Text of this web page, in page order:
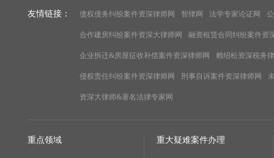
友情链接： 债权债务纠纷案件资深律师网 智律网 法学专家论证网
合作建房纠纷案件资深大律师网 融资租赁合同纠纷案件资
企业拆迁&房屋征收补偿案件资深律师网 赖绍松资深税务
侵权责任纠纷案件资深律师网 刑事自诉案件资深律师网
资深大律师&著名法律专家网
重点领域 重大疑难案件办理